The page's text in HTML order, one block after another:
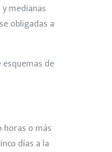
medianas
obligadas a
de
o más
días a la